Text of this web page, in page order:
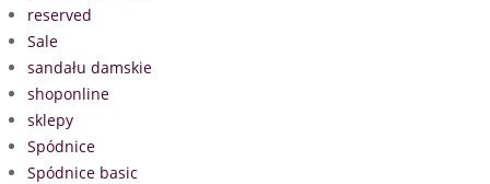
reserved
Sale
sandału damskie
shoponline
sklepy
Spódnice
Spódnice basic